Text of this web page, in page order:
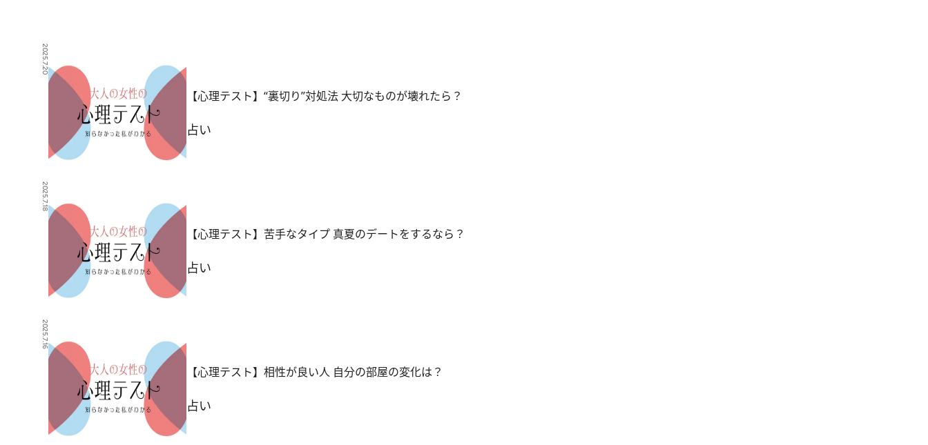
2025.7.20
【心理テスト】“裏切り”対処法 大切なものが壊れたら？
占い
2025.7.18
【心理テスト】苦手なタイプ 真夏のデートをするなら？
占い
2025.7.16
【心理テスト】相性が良い人 自分の部屋の変化は？
占い